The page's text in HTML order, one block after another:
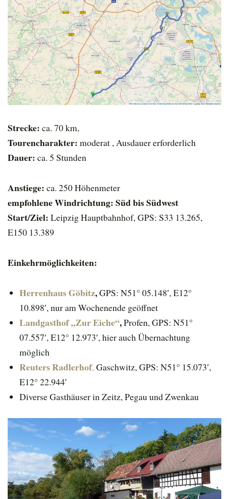
Strecke: ca. 70 km,
Tourencharakter: moderat , Ausdauer erforderlich
Dauer: ca. 5 Stunden
Anstiege: ca. 250 Höhenmeter
empfohlene Windrichtung: Süd bis Südwest
Start/Ziel: Leipzig Hauptbahnhof, GPS: S33 13.265,
E150 13.389
Einkehrmöglichkeiten:
Herrenhaus Göbitz,GPS: N51° 05.148′, E12°
10.898′, nur am Wochenende geöffnet
Landgasthof „Zur Eiche“,Profen, GPS: N51°
07.557′, E12° 12.973′, hier auch Übernachtung
möglich
Reuters Radlerhof,Gaschwitz, GPS: N51° 15.073′,
E12° 22.944′
Diverse Gasthäuser in Zeitz, Pegau und Zwenkau